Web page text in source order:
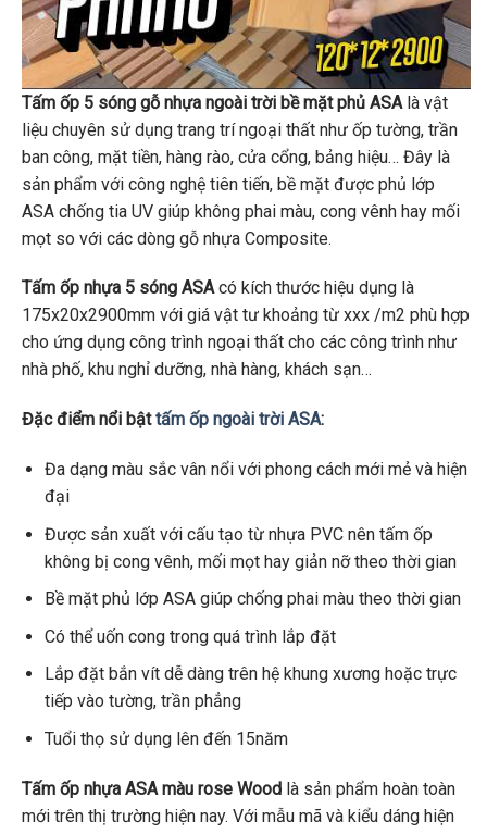
Tấm ốp 5 sóng gỗ nhựa ngoài trời bề mặt phủ ASA là vật
liệu chuyên sử dụng trang trí ngoại thất như ốp tường, trần
ban công, mặt tiền, hàng rào, cửa cổng, bảng hiệu… Đây là
sản phẩm với công nghệ tiên tiến, bề mặt được phủ lớp
ASA chống tia UV giúp không phai màu, cong vênh hay mối
mọt so với các dòng gỗ nhựa Composite.
Tấm ốp nhựa 5 sóng ASAcó kích thước hiệu dụng là
175x20x2900mm với giá vật tư khoảng từ xxx /m2 phù hợp
cho ứng dụng công trình ngoại thất cho các công trình như
nhà phố, khu nghỉ dưỡng, nhà hàng, khách sạn…
Đặc điểm nổi bậttấm ốp ngoài trời ASA:
Đa dạng màu sắc vân nổi với phong cách mới mẻ và hiện
đại
Được sản xuất với cấu tạo từ nhựa PVC nên tấm ốp
không bị cong vênh, mối mọt hay giản nỡ theo thời gian
Bề mặt phủ lớp ASA giúp chống phai màu theo thời gian
Có thể uốn cong trong quá trình lắp đặt
Lắp đặt bắn vít dễ dàng trên hệ khung xương hoặc trực
tiếp vào tường, trần phẳng
Tuổi thọ sử dụng lên đến 15năm
Tấm ốp nhựa ASA màu rose Wood là sản phẩm hoàn toàn
mới trên thị trường hiện nay. Với mẫu mã và kiểu dáng hiện